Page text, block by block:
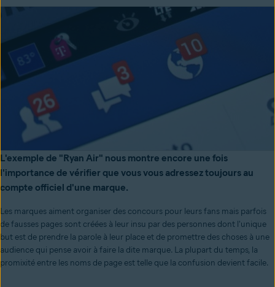
L'exemple de "Ryan Air" nous montre encore une fois
l'importance de vérifier que vous vous adressez toujours au
compte officiel d'une marque.
Les marques aiment organiser des concours pour leurs fans mais parfois
de fausses pages sont créées à leur insu par des personnes dont l'unique
but est de prendre la parole à leur place et de promettre des choses à une
audience qui pense avoir à faire la dite marque. La plupart du temps, la
promixité entre les noms de page est telle que la confusion devient facile.